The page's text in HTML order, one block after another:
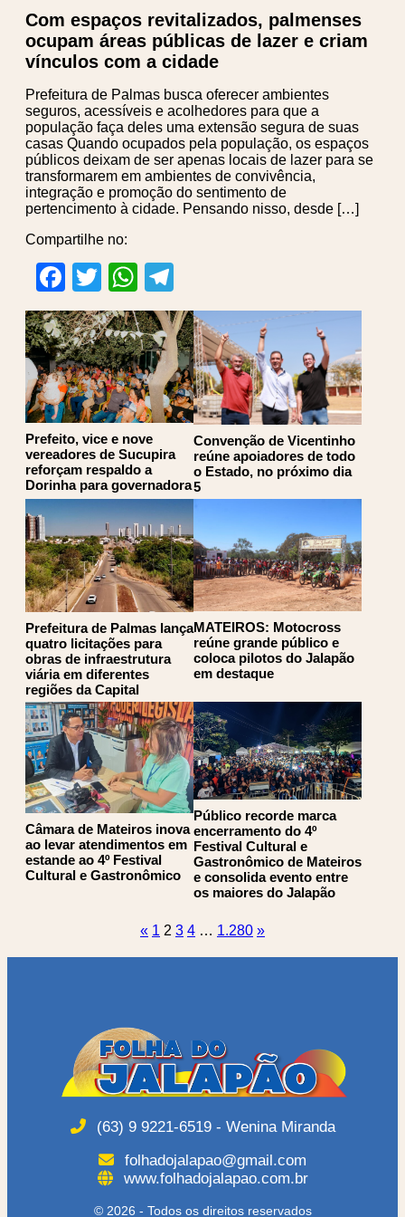
Com espaços revitalizados, palmenses
ocupam áreas públicas de lazer e criam
vínculos com a cidade
Prefeitura de Palmas busca oferecer ambientes
seguros, acessíveis e acolhedores para que a
população faça deles uma extensão segura de suas
casas Quando ocupados pela população, os espaços
públicos deixam de ser apenas locais de lazer para se
transformarem em ambientes de convivência,
integração e promoção do sentimento de
pertencimento à cidade. Pensando nisso, desde […]
Compartilhe no:
Facebook
TwitterWhatsApp
Prefeito, vice e nove
vereadores de Sucupira
reforçam respaldo a
Dorinha para governadora
Convenção de Vicentinho
reúne apoiadores de todo
o Estado, no próximo dia
5
Prefeitura de Palmas lança
quatro licitações para
obras de infraestrutura
viária em diferentes
regiões da Capital
MATEIROS: Motocross
reúne grande público e
coloca pilotos do Jalapão
em destaque
Câmara de Mateiros inova
ao levar atendimentos em
estande ao 4º Festival
Cultural e Gastronômico
Público recorde marca
encerramento do 4º
Festival Cultural e
Gastronômico de Mateiros
e consolida evento entre
os maiores do Jalapão
de
« 1 2 3 4 … 1.280 »
(63) 9 9221-6519 - Wenina Miranda
folhadojalapao@gmail.com
www.folhadojalapao.com.br
© 2026 - Todos os direitos reservados